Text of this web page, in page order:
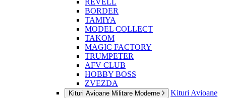
REVELL
BORDER
TAMIYA
MODEL COLLECT
TAKOM
MAGIC FACTORY
TRUMPETER
AFV CLUB
HOBBY BOSS
ZVEZDA
Kituri Avioane Militare Moderne
Kituri Avioane